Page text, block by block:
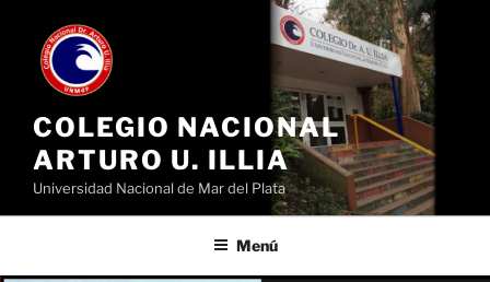
contenido
COLEGIO NACIONAL
ARTURO U. ILLIA
Universidad Nacional de Mar del Plata
Menú